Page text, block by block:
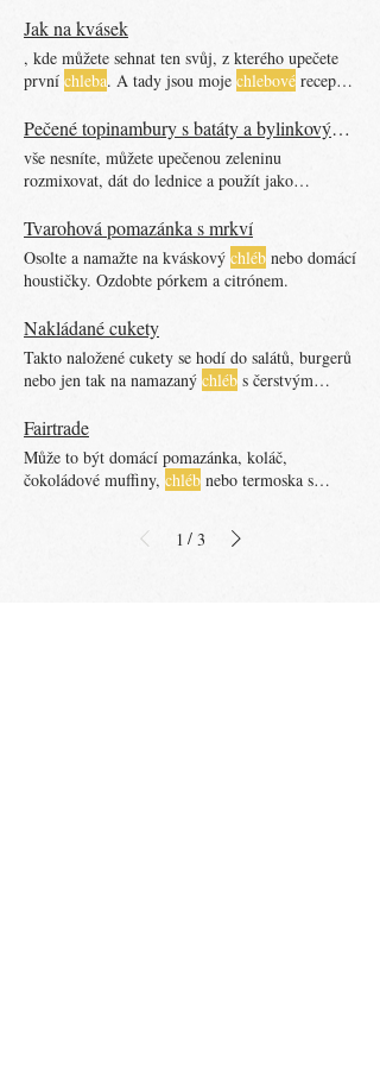
zakápni trochou kvalitního olivového oleje.
Jak na kvásek
, kde můžete sehnat ten svůj, z kterého upečete
první chleba. A tady jsou moje chlebové recepty
připomínajícíchlébŠumava Pšenično-žitný
kváskový chlébv ošatce kynutý Typově stejný
chléb. Kyne 12 hodin v zadělávací míse. Jen jsem
zde popsala proces, kdychlébnecháte dokynout
2-3 hodiny v ošatce. Semínkový kváskový
Tento typchlebase zadělává se záparou, což jsou
namočené vločky se semínky
Pečené topinambury s batáty a bylinkovým dipem a hummusem
vše nesníte, můžete upečenou zeleninu
rozmixovat, dát do lednice a použít jako
Tvarohová pomazánka s mrkví
Osolte a namažte na kváskový chléb nebo domácí
houstičky. Ozdobte pórkem a citrónem.
Nakládané cukety
Takto naložené cukety se hodí do salátů, burgerů
nebo jen tak na namazaný chléb s čerstvým
Fairtrade
Může to být domácí pomazánka, koláč,
čokoládové muffiny, chléb nebo termoska s
1 / 3